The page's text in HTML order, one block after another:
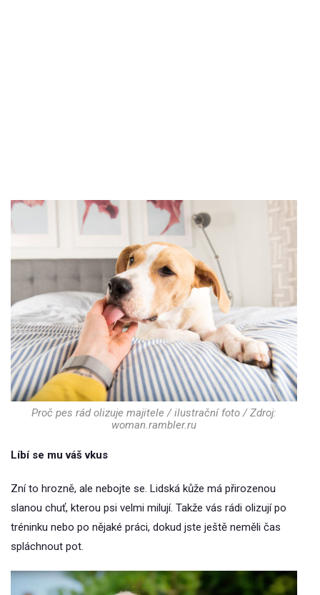
Proč pes rád olizuje majitele / ilustrační foto / Zdroj:
woman.rambler.ru
Líbí se mu váš vkus
Zní to hrozně, ale nebojte se. Lidská kůže má přirozenou
slanou chuť, kterou psi velmi milují. Takže vás rádi olizují po
tréninku nebo po nějaké práci, dokud jste ještě neměli čas
spláchnout pot.